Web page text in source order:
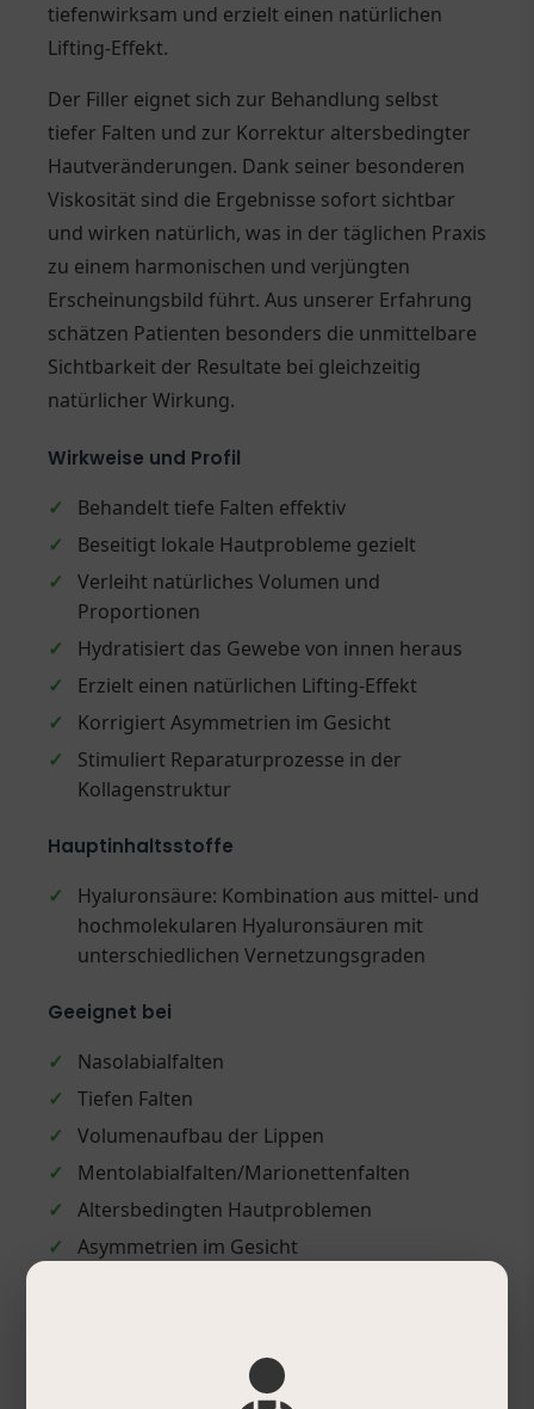
tiefenwirksam und erzielt einen natürlichen
Lifting-Effekt.
Der Filler eignet sich zur Behandlung selbst
tiefer Falten und zur Korrektur altersbedingter
Hautveränderungen. Dank seiner besonderen
Viskosität sind die Ergebnisse sofort sichtbar
und wirken natürlich, was in der täglichen Praxis
zu einem harmonischen und verjüngten
Erscheinungsbild führt. Aus unserer Erfahrung
schätzen Patienten besonders die unmittelbare
Sichtbarkeit der Resultate bei gleichzeitig
natürlicher Wirkung.
Wirkweise und Profil
✓
Behandelt tiefe Falten effektiv
✓
Beseitigt lokale Hautprobleme gezielt
✓
Verleiht natürliches Volumen und
Proportionen
✓
Hydratisiert das Gewebe von innen heraus
✓
Erzielt einen natürlichen Lifting-Effekt
✓
Korrigiert Asymmetrien im Gesicht
✓
Stimuliert Reparaturprozesse in der
Kollagenstruktur
Hauptinhaltsstoffe
✓
Hyaluronsäure: Kombination aus mittel- und
hochmolekularen Hyaluronsäuren mit
unterschiedlichen Vernetzungsgraden
Geeignet bei
✓
Nasolabialfalten
✓
Tiefen Falten
✓
Volumenaufbau der Lippen
✓
Mentolabialfalten/Marionettenfalten
✓
Altersbedingten Hautproblemen
✓
Asymmetrien im Gesicht
Tief in die Dermis injizieren
Zur Beseitigung lokaler Probleme